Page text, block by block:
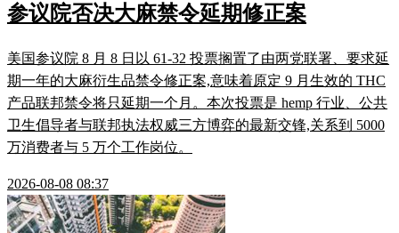
参议院否决大麻禁令延期修正案
美国参议院 8 月 8 日以 61-32 投票搁置了由两党联署、要求延
期一年的大麻衍生品禁令修正案,意味着原定 9 月生效的 THC
产品联邦禁令将只延期一个月。本次投票是 hemp 行业、公共
卫生倡导者与联邦执法权威三方博弈的最新交锋,关系到 5000
万消费者与 5 万个工作岗位。
2026-08-08 08:37